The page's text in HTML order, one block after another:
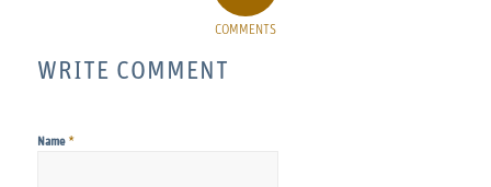
COMMENTS
WRITE COMMENT
Name *